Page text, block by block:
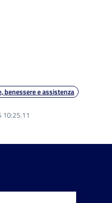
benessere e assistenza